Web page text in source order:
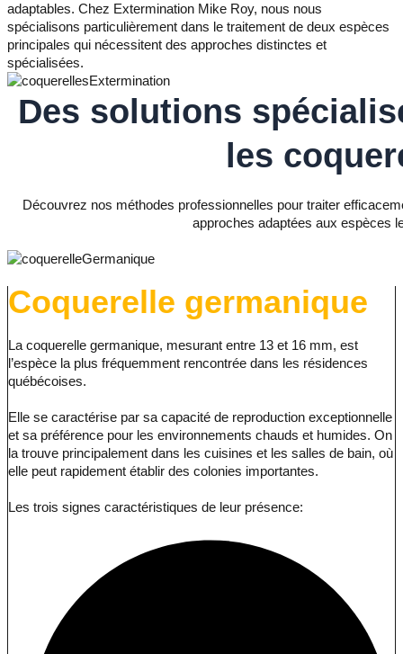
adaptables. Chez Extermination Mike Roy, nous nous
spécialisons particulièrement dans le traitement de deux espèces
principales qui nécessitent des approches distinctes et
spécialisées.
Des solutions
les
Découvrez nos méthodes professionnelles pour traiter
approches adaptées aux espèces
Coquerelle germanique
La coquerelle germanique, mesurant entre 13 et 16 mm, est
l’espèce la plus fréquemment rencontrée dans les résidences
québécoises.
Elle se caractérise par sa capacité de reproduction exceptionnelle
et sa préférence pour les environnements chauds et humides. On
la trouve principalement dans les cuisines et les salles de bain, où
elle peut rapidement établir des colonies importantes.
Les trois signes caractéristiques de leur présence: